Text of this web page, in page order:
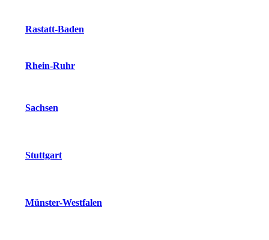
Rastatt-Baden
Rhein-Ruhr
Sachsen
Stuttgart
Münster-Westfalen